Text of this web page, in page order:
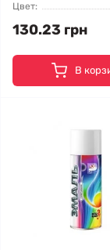
Цвет:
130.23 грн
В